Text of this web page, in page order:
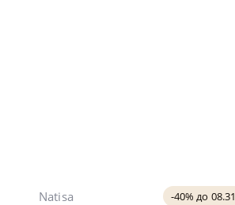
-40% до 08.31
Natisa